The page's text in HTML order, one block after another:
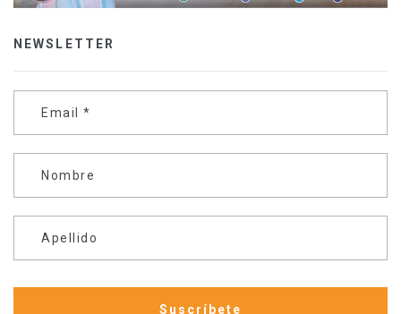
NEWSLETTER
Email *
Nombre
Apellido